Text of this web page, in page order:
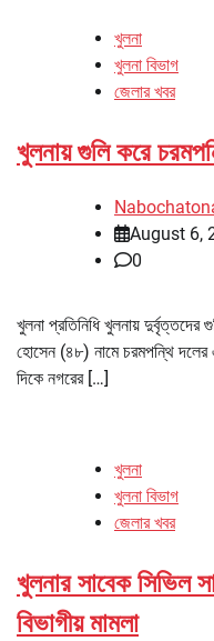
খুলনা
খুলনা বিভাগ
জেলার খবর
খুলনায় গুলি করে
August 6,
0
খুলনা প্রতিনিধি খুলনায় দুর্বৃত্তদের
হোসেন (৪৮) নামে চরমপন্থি দলের
দিকে নগরের […]
খুলনা
খুলনা বিভাগ
জেলার খবর
খুলনার সাবেক সিভিল
বিভাগীয় মামলা